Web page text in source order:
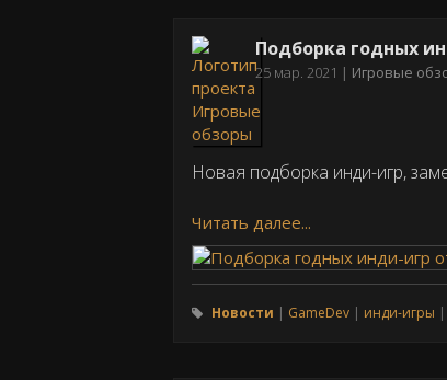
Подборка годных
Дата
25 мар. 2021 Игровые
Новая подборка инди-игр,
Читать далее...
Новости GameDev инди-игры